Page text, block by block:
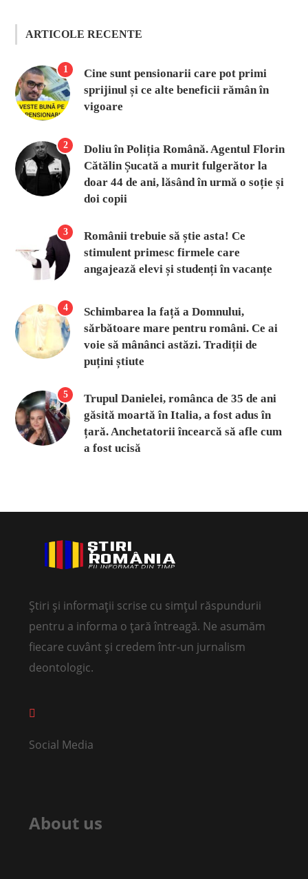
ARTICOLE RECENTE
1
Cine sunt pensionarii care pot primi
sprijinul și ce alte beneficii rămân în
vigoare
2
Doliu în Poliția Română. Agentul Florin
Cătălin Șucată a murit fulgerător la
doar 44 de ani, lăsând în urmă o soție și
doi copii
3
Românii trebuie să știe asta! Ce
stimulent primesc firmele care
angajează elevi și studenți în vacanțe
4
Schimbarea la față a Domnului,
sărbătoare mare pentru români. Ce ai
voie să mânânci astăzi. Tradiții de
puțini știute
5
Trupul Danielei, românca de 35 de ani
găsită moartă în Italia, a fost adus în
țară. Anchetatorii încearcă să afle cum
a fost ucisă
Știri și informații scrise cu simțul răspundurii
pentru a informa o țară întreagă. Ne asumăm
fiecare cuvânt și credem într-un jurnalism
deontologic.
Social Media
About us